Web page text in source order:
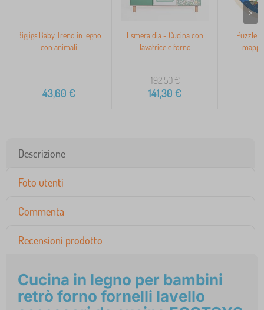
Bigjigs Baby Treno in legno
con animali
43,60 €
Esmeraldia - Cucina con
lavatrice e forno
192,50€
141,30 €
Puzzle
>
Descrizione
Foto utenti
Commenta
Recensioni prodotto
Cucina in legno per bambini
retrò forno fornelli lavello